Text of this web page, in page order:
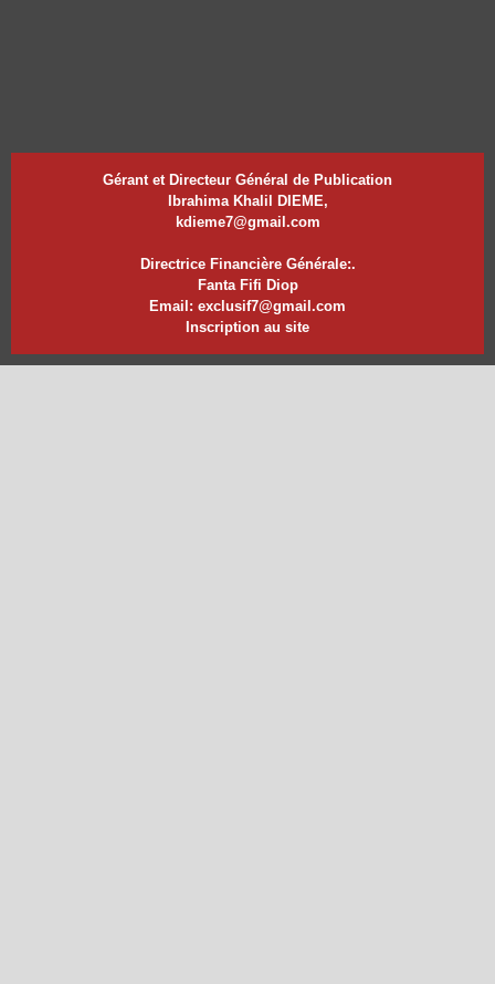
Gérant et Directeur Général de Publication
Ibrahima Khalil DIEME,
kdieme7@gmail.com
Directrice Financière Générale:.
Fanta Fifi Diop
Email: exclusif7@gmail.com
Inscription au site